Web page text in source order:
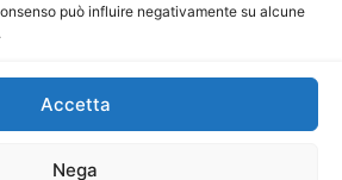
può influire negativamente su alcune
Accetta
Nega
Maria Calabrese
P.IVA: 06334930820
Società Cooperativa a r.l. è
Operatori di Comunicazione al